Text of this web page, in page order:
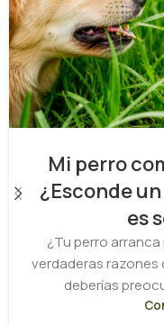
Mi perro
¿Esconde
es
¿Tu perro
verdaderas
deberías